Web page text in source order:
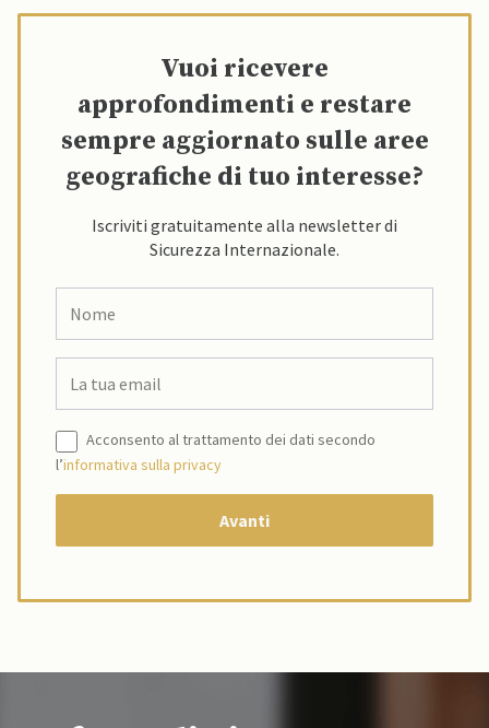
Vuoi ricevere
approfondimenti e restare
sempre aggiornato sulle aree
geografiche di tuo interesse?
Iscriviti gratuitamente alla newsletter di
Sicurezza Internazionale.
Acconsento al trattamento dei dati secondo
l’informativa sulla privacy